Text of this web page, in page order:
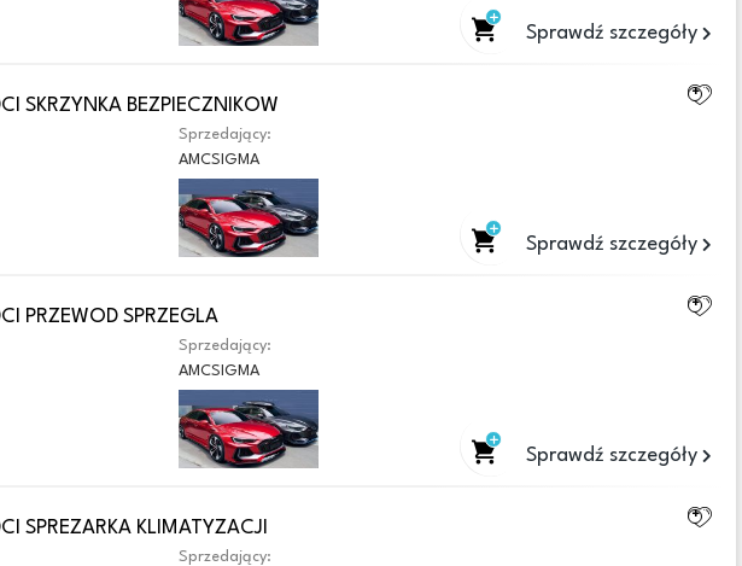
Sprawdź szczegóły
SKRZYNKA BEZPIECZNIKOW
Sprzedający:
AMCSIGMA
Sprawdź szczegóły
PRZEWOD SPRZEGLA
Sprzedający:
AMCSIGMA
Sprawdź szczegóły
SPREZARKA KLIMATYZACJI
Sprzedający: